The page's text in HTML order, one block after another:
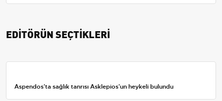
EDİTÖRÜN SEÇTİKLERİ
Aspendos'ta sağlık tanrısı Asklepios'un heykeli bulundu